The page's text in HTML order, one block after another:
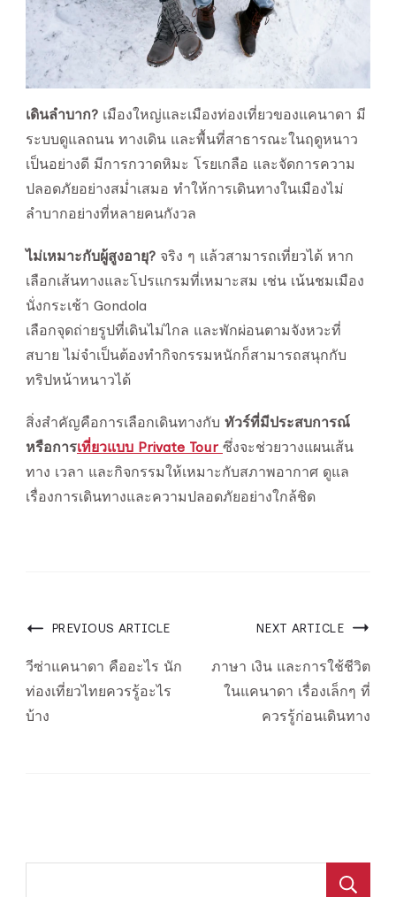
เดินลำบาก? เมืองใหญ่และเมืองท่องเที่ยวของแคนาดา มี
ระบบดูแลถนน ทางเดิน และพื้นที่สาธารณะในฤดูหนาว
เป็นอย่างดี มีการกวาดหิมะ โรยเกลือ และจัดการความ
ปลอดภัยอย่างสม่ำเสมอ ทำให้การเดินทางในเมืองไม่
ลำบากอย่างที่หลายคนกังวล
ไม่เหมาะกับผู้สูงอายุ? จริง ๆ แล้วสามารถเที่ยวได้ หาก
เลือกเส้นทางและโปรแกรมที่เหมาะสม เช่น เน้นชมเมือง
นั่งกระเช้า Gondola
เลือกจุดถ่ายรูปที่เดินไม่ไกล และพักผ่อนตามจังหวะที่
สบาย ไม่จำเป็นต้องทำกิจกรรมหนักก็สามารถสนุกกับ
ทริปหน้าหนาวได้
สิ่งสำคัญคือการเลือกเดินทางกับ ทัวร์ที่มีประสบการณ์
หรือการเที่ยวแบบ Private Tour ซึ่งจะช่วยวางแผนเส้น
ทาง เวลา และกิจกรรมให้เหมาะกับสภาพอากาศ ดูแล
เรื่องการเดินทางและความปลอดภัยอย่างใกล้ชิด
Post
Navigation
PREVIOUS ARTICLE
วีซ่าแคนาดา คืออะไร นัก
ท่องเที่ยวไทยควรรู้อะไร
บ้าง
NEXT ARTICLE
ภาษา เงิน และการใช้ชีวิต
ในแคนาดา เรื่องเล็กๆ ที่
ควรรู้ก่อนเดินทาง